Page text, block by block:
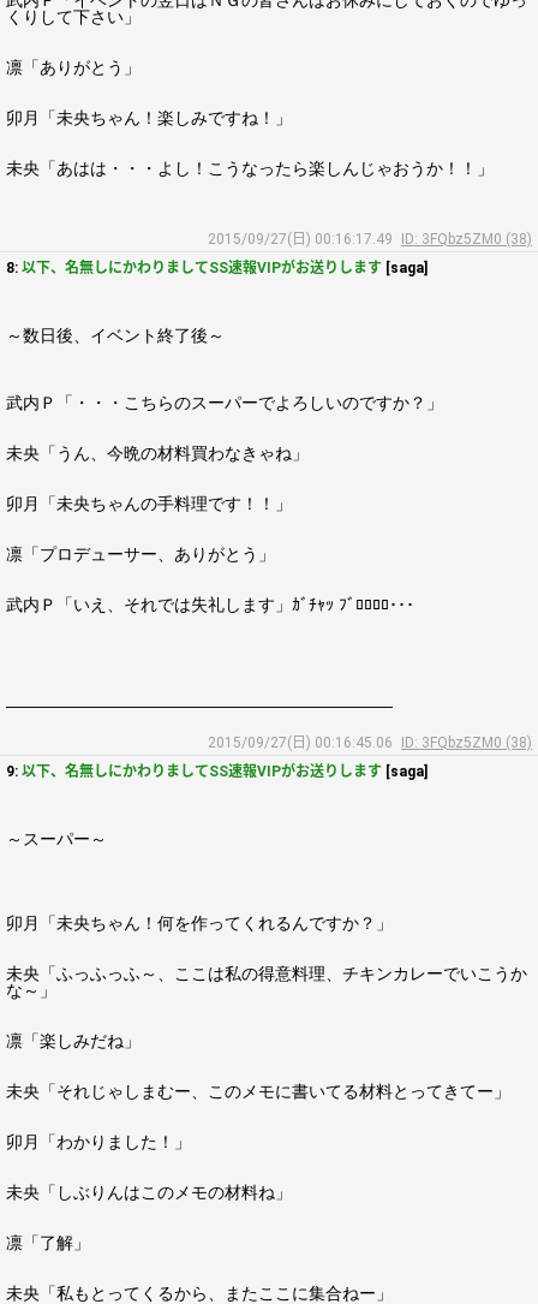
くりして下さい」
凛「ありがとう」
卯月「未央ちゃん！楽しみですね！」
未央「あはは・・・よし！こうなったら楽しんじゃおうか！！」
2015/09/27(日) 00:16:17.49
ID: 3FQbz5ZM0 (38)
8: 以下、名無しにかわりましてSS速報VIPがお送りします [saga]
～数日後、イベント終了後～
武内Ｐ「・・・こちらのスーパーでよろしいのですか？」
未央「うん、今晩の材料買わなきゃね」
卯月「未央ちゃんの手料理です！！」
凛「プロデューサー、ありがとう」
武内Ｐ「いえ、それでは失礼します」ｶﾞﾁｬｯ ﾌﾞﾛﾛﾛﾛ･･･
―――――――――――――――――――――――
2015/09/27(日) 00:16:45.06
ID: 3FQbz5ZM0 (38)
9: 以下、名無しにかわりましてSS速報VIPがお送りします [saga]
～スーパー～
卯月「未央ちゃん！何を作ってくれるんですか？」
未央「ふっふっふ～、ここは私の得意料理、チキンカレーでいこうか
な～」
凛「楽しみだね」
未央「それじゃしまむー、このメモに書いてる材料とってきてー」
卯月「わかりました！」
未央「しぶりんはこのメモの材料ね」
凛「了解」
未央「私もとってくるから、またここに集合ねー」